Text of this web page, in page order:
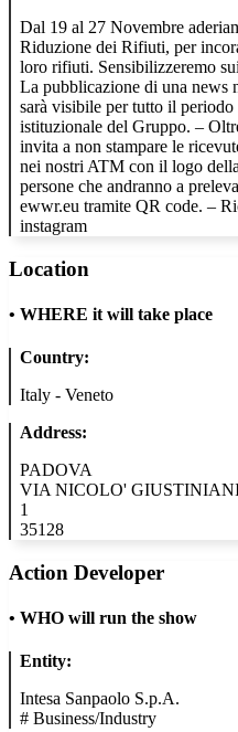
Dal 19 al 27 Novembre
Riduzione dei Rifiuti, per
loro rifiuti. Sensibilizzeremo
La pubblicazione di una news
sarà visibile per tutto il
istituzionale del Gruppo. –
invita a non stampare le
nei nostri ATM con il logo
persone che andranno a
ewwr.eu tramite QR code. –
instagram
Location
• WHERE it will take place
Country:
Italy - Veneto
Address:
PADOVA
VIA NICOLO'
1
35128
Action Developer
• WHO will run the show
Entity:
Intesa Sanpaolo S.p.A.
# Business/Industry